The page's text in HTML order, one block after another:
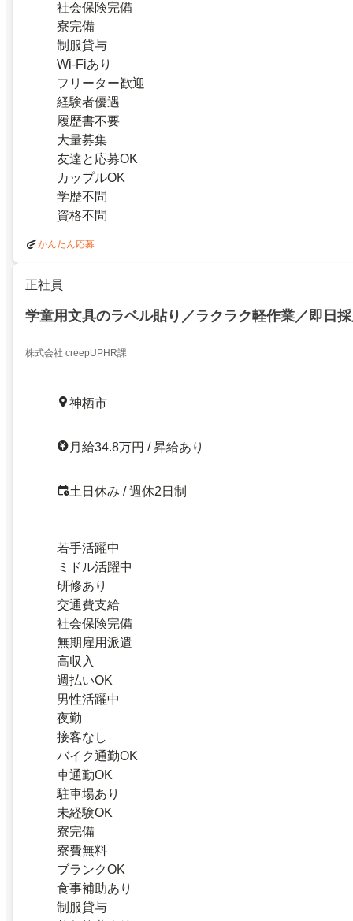
社会保険完備
寮完備
制服貸与
Wi-Fiあり
フリーター歓迎
経験者優遇
履歴書不要
大量募集
友達と応募OK
カップルOK
学歴不問
資格不問
かんたん応募
正社員
学童用文具のラベル貼り／ラクラク軽作業／即日
株式会社 creepUPHR課
神栖市
月給34.8万円 / 昇給あり
土日休み / 週休2日制
若手活躍中
ミドル活躍中
研修あり
交通費支給
社会保険完備
無期雇用派遣
高収入
週払いOK
男性活躍中
夜勤
接客なし
バイク通勤OK
車通勤OK
駐車場あり
未経験OK
寮完備
寮費無料
ブランクOK
食事補助あり
制服貸与